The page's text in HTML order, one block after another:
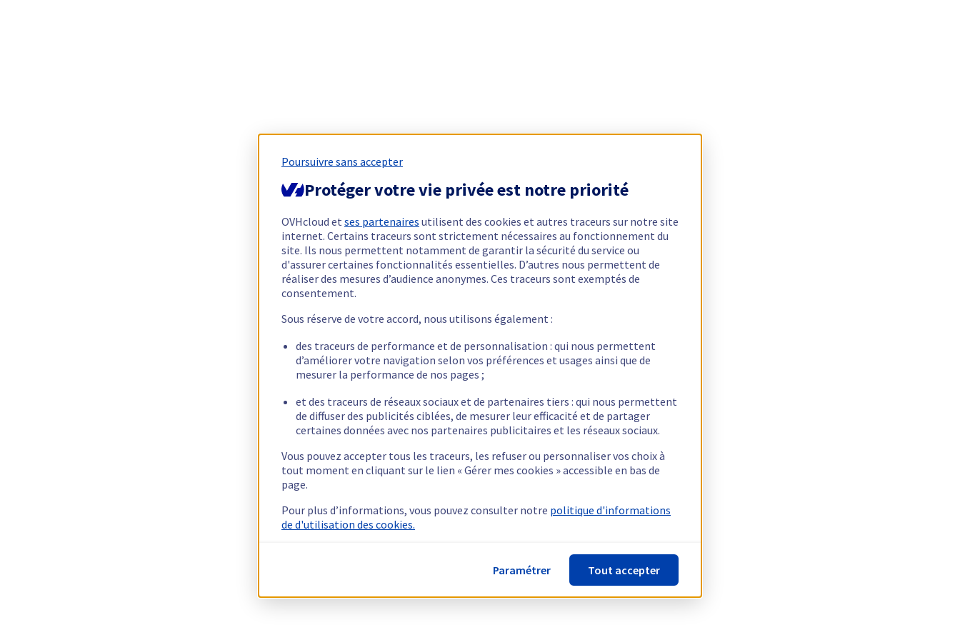
Poursuivre sans accepter
Protéger votre vie privée est notre priorité
OVHcloud et ses partenaires utilisent des cookies et autres traceurs sur notre site
internet. Certains traceurs sont strictement nécessaires au fonctionnement du
site. Ils nous permettent notamment de garantir la sécurité du service ou
d'assurer certaines fonctionnalités essentielles. D’autres nous permettent de
réaliser des mesures d’audience anonymes. Ces traceurs sont exemptés de
consentement.
Sous réserve de votre accord, nous utilisons également :
des traceurs de performance et de personnalisation : qui nous permettent
d’améliorer votre navigation selon vos préférences et usages ainsi que de
mesurer la performance de nos pages ;
et des traceurs de réseaux sociaux et de partenaires tiers : qui nous permettent
de diffuser des publicités ciblées, de mesurer leur efficacité et de partager
certaines données avec nos partenaires publicitaires et les réseaux sociaux.
Vous pouvez accepter tous les traceurs, les refuser ou personnaliser vos choix à
tout moment en cliquant sur le lien « Gérer mes cookies » accessible en bas de
page.
Pour plus d’informations, vous pouvez consulter notre politique d'informations
de d'utilisation des cookies.
Paramétrer Tout accepter